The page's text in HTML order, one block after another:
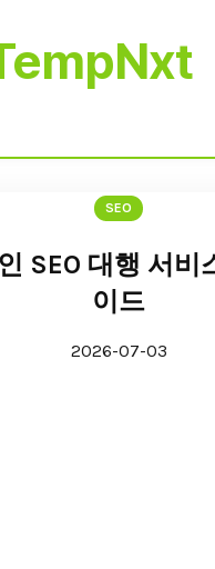
SEO
SEO 대행 서비
이드
2026-07-03